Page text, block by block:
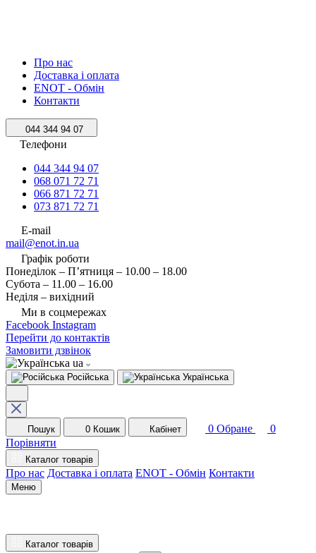
Про нас
Доставка і оплата
ENOT - Обмін
Контакти
044 344 94 07
Телефони
044 344 94 07
068 071 72 71
066 871 72 71
073 871 72 71
E-mail
mail@enot.in.ua
Графік роботи
Понеділок – П’ятниця – 10.00 – 18.00
Субота – 11.00 – 16.00
Неділя – вихідний
Ми в соцмережах
Facebook Instagram
Перейти до контактів
Замовити дзвінок
ua
Російська Українська
Пошук 0 Кошик Кабінет 0 Обране
0
Порівняти
Каталог товарів
Про нас Доставка і оплата ENOT - Обмін Контакти
Меню
Каталог товарів